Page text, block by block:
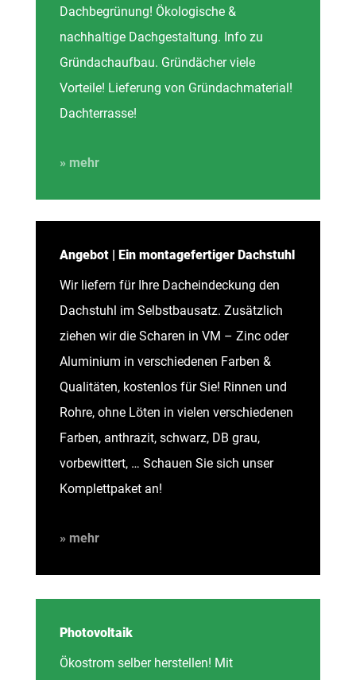
Dachbegrünung! Ökologische &
nachhaltige Dachgestaltung. Info zu
Gründachaufbau. Gründächer viele
Vorteile! Lieferung von Gründachmaterial!
Dachterrasse!
» mehr
Angebot | Ein montagefertiger Dachstuhl
Wir liefern für Ihre Dacheindeckung den
Dachstuhl im Selbstbausatz. Zusätzlich
ziehen wir die Scharen in VM – Zinc oder
Aluminium in verschiedenen Farben &
Qualitäten, kostenlos für Sie! Rinnen und
Rohre, ohne Löten in vielen verschiedenen
Farben, anthrazit, schwarz, DB grau,
vorbewittert, … Schauen Sie sich unser
Komplettpaket an!
» mehr
Photovoltaik
Ökostrom selber herstellen! Mit